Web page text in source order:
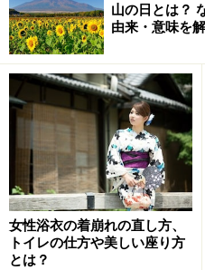
先方はきちんと届いたかど
どうか心配なはず。すぐに
こと添えるようにしたいです
お歳暮のお返しは必
お歳暮のお返しは、基本的
話になっている方へ感謝の
返す必要はないからです。
山の日とは？
由来・意味を
女性浴衣の着崩れの直し方、
トイレの仕方や美しい座り方
とは？